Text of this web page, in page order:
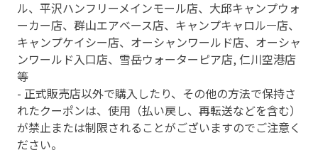
ル、平沢ハンフリーメインモール店、大邱キャンプウォ
ーカー店、群山エアベース店、キャンプキャロルㅡ店、
キャンプケイシー店、オーシャンワールド店、オーシャ
ンワールド入口店、雪岳ウォーターピア店, 仁川空港店
等
- 正式販売店以外で購入したり、その他の方法で保持さ
れたクーポンは、使用（払い戻し、再転送などを含む）
が禁止または制限されることがございますのでご注意く
ださい。